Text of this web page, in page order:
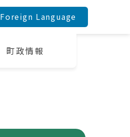
町政情報
Foreign Language